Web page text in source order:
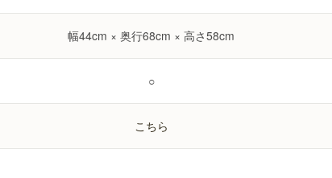
幅44cm × 奥行68cm × 高さ58cm
○
こちら